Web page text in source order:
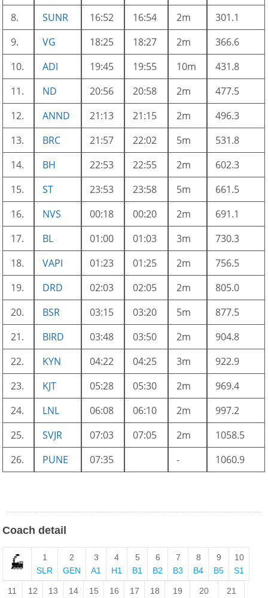
8.
SUNR 16:52 16:54 2m
301.1
9.
VG 18:25 18:27 2m
366.6
10.
ADI 19:45 19:55 10m
431.8
11.
ND 20:56 20:58 2m
477.5
12.
ANND 21:13 21:15 2m
496.3
13.
BRC 21:57 22:02 5m
531.8
14.
BH 22:53 22:55 2m
602.3
15.
ST 23:53 23:58 5m
661.5
16.
NVS 00:18 00:20 2m
691.1
17.
BL 01:00 01:03 3m
730.3
18.
VAPI 01:23 01:25 2m
756.5
19.
DRD 02:03 02:05 2m
805.0
20.
BSR 03:15 03:20 5m
877.5
21.
BIRD 03:48 03:50 2m
904.8
22.
KYN 04:22 04:25 3m
922.9
23.
KJT 05:28 05:30 2m
969.4
24.
LNL 06:08 06:10 2m
997.2
25.
SVJR 07:03 07:05 2m
1058.5
26.
PUNE 07:35 - 1060.9
Coach detail
1
SLR
2
GEN
3
A1
4
H1
5
B1
6
B2
7
B3
8
B4
9
B5
10
S1
11 12 13 14 15 16 17 18 19 20 21